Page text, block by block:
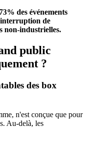
des événements
interruption de
non-industrielles.
public
?
des box
n'est conçue que pour
Au-delà, les